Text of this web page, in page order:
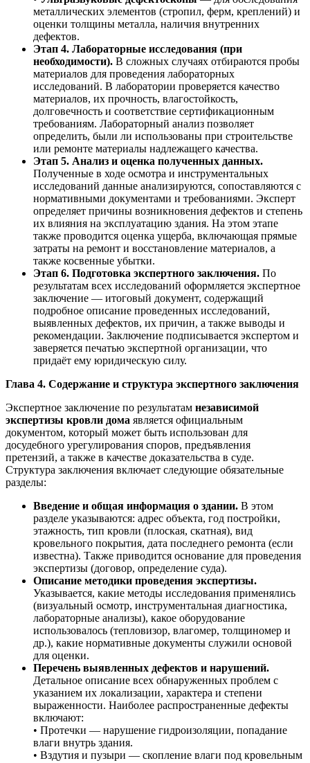
металлических элементов (стропил, ферм, креплений) и
оценки толщины металла, наличия внутренних
дефектов.
Этап 4. Лабораторные исследования (при
необходимости). В сложных случаях отбираются пробы
материалов для проведения лабораторных
исследований. В лаборатории проверяется качество
материалов, их прочность, влагостойкость,
долговечность и соответствие сертификационным
требованиям. Лабораторный анализ позволяет
определить, были ли использованы при строительстве
или ремонте материалы надлежащего качества.
Этап 5. Анализ и оценка полученных данных.
Полученные в ходе осмотра и инструментальных
исследований данные анализируются, сопоставляются с
нормативными документами и требованиями. Эксперт
определяет причины возникновения дефектов и степень
их влияния на эксплуатацию здания. На этом этапе
также проводится оценка ущерба, включающая прямые
затраты на ремонт и восстановление материалов, а
также косвенные убытки.
Этап 6. Подготовка экспертного заключения. По
результатам всех исследований оформляется экспертное
заключение — итоговый документ, содержащий
подробное описание проведенных исследований,
выявленных дефектов, их причин, а также выводы и
рекомендации. Заключение подписывается экспертом и
заверяется печатью экспертной организации, что
придаёт ему юридическую силу.
Глава 4. Содержание и структура экспертного заключения
Экспертное заключение по результатам независимой
экспертизы кровли дома является официальным
документом, который может быть использован для
досудебного урегулирования споров, предъявления
претензий, а также в качестве доказательства в суде.
Структура заключения включает следующие обязательные
разделы:
Введение и общая информация о здании. В этом
разделе указываются: адрес объекта, год постройки,
этажность, тип кровли (плоская, скатная), вид
кровельного покрытия, дата последнего ремонта (если
известна). Также приводится основание для проведения
экспертизы (договор, определение суда).
Описание методики проведения экспертизы.
Указывается, какие методы исследования применялись
(визуальный осмотр, инструментальная диагностика,
лабораторные анализы), какое оборудование
использовалось (тепловизор, влагомер, толщиномер и
др.), какие нормативные документы служили основой
для оценки.
Перечень выявленных дефектов и нарушений.
Детальное описание всех обнаруженных проблем с
указанием их локализации, характера и степени
выраженности. Наиболее распространенные дефекты
включают:
• Протечки — нарушение гидроизоляции, попадание
влаги внутрь здания.
• Вздутия и пузыри — скопление влаги под кровельным